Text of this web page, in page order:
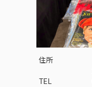
住所
TEL